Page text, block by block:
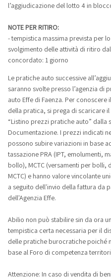
l’aggiudicazione del lotto 4 in
NOTE PER RITIRO:
- tempistica massima prevista per lo
svolgimento delle attività di ritiro
concordato: 1 giorno
Le pratiche auto successive
saranno svolte presso l’agenzia di
auto Effe di Faenza. Per conoscere
della pratica, si prega di scaricare il
“Listino prezzi pratiche auto” dalla
Documentazione. I prezzi indicati
possono subire variazioni in base
tassazione PRA (IPT, emolumenti,
bollo), MCTC (versamenti per bolli,
MCTC) e hanno valore vincolante
a seguito dell'invio della fattura da
dell'Agenzia Effe.
Abilio non può stabilire sin da ora
tempistica certa necessaria per il
delle pratiche burocratiche poiché
base al Foro di competenza
Attenzione: In caso di vendita di